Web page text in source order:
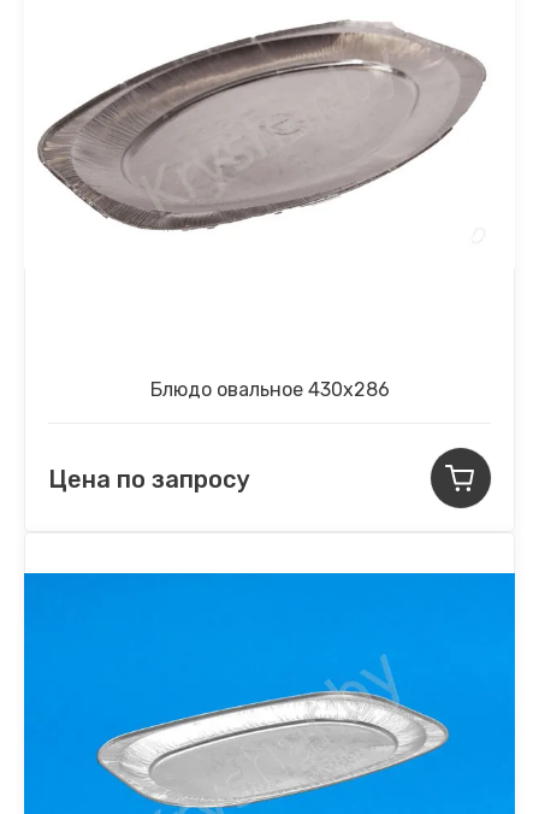
Блюдо овальное 430х286
Цена по запросу